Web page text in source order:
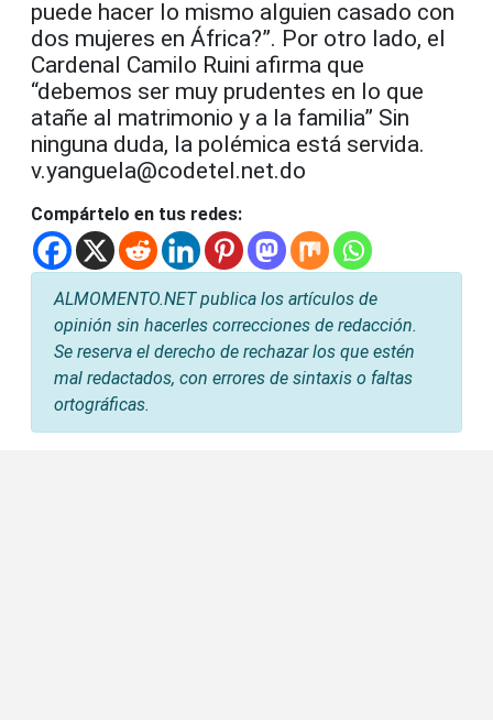
puede hacer lo mismo alguien casado con
dos mujeres en África?”. Por otro lado, el
Cardenal Camilo Ruini afirma que
“debemos ser muy prudentes en lo que
atañe al matrimonio y a la familia” Sin
ninguna duda, la polémica está servida.
v.yanguela@codetel.net.do
Compártelo en tus redes:
ALMOMENTO.NET publica los artículos de
opinión sin hacerles correcciones de redacción.
Se reserva el derecho de rechazar los que estén
mal redactados, con errores de sintaxis o faltas
ortográficas.